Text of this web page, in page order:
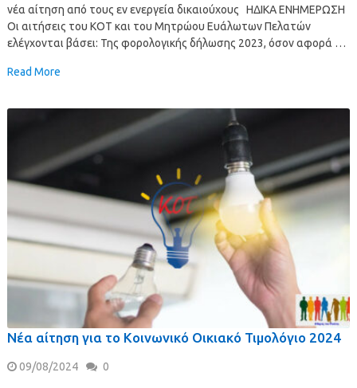
νέα αίτηση από τους εν ενεργεία δικαιούχους ΗΔΙΚΑ ΕΝΗΜΕΡΩΣΗ
Οι αιτήσεις του ΚΟΤ και του Μητρώου Ευάλωτων Πελατών
ελέγχονται βάσει: Της φορολογικής δήλωσης 2023, όσον αφορά …
Read More
Νέα αίτηση για το Κοινωνικό Οικιακό Τιμολόγιο 2024
09/08/2024 0